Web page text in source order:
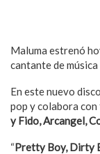
Maluma estrenó
cantante de
En este nuevo
pop y colabora
y Fido, Arcangel,
“Pretty Boy, Dirty